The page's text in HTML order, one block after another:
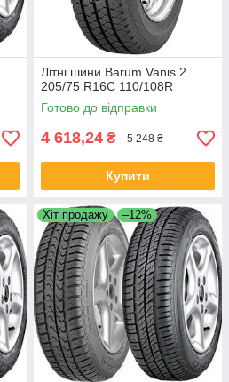
Літні шини Barum Vanis 2
205/75 R16C 110/108R
Готово до відправки
4 618,24 ₴ 5 248 ₴
Купити
Хіт продажу –12%